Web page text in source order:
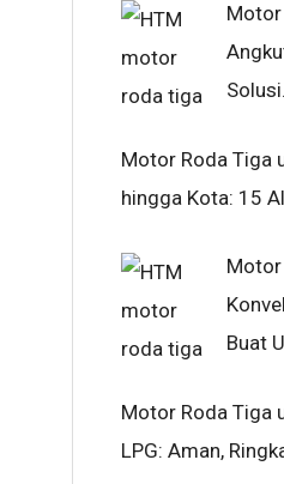
Motor
Motor Roda Tiga
hingga Kota: 15
Motor
Buat
Motor Roda Tiga
LPG: Aman,